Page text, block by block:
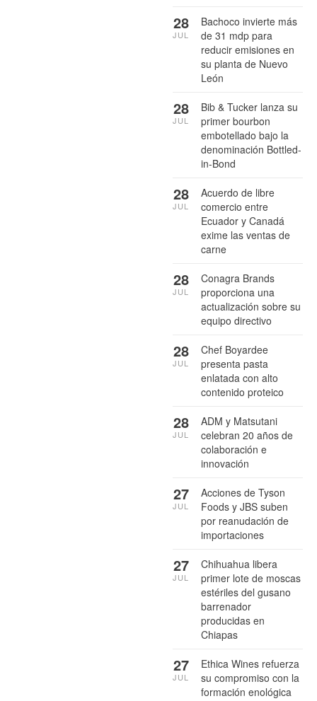
Bachoco invierte más
de 31 mdp para
reducir emisiones en
su planta de Nuevo
León
28
JUL
Bib & Tucker lanza su
primer bourbon
embotellado bajo la
denominación Bottled-
in-Bond
28
JUL
Acuerdo de libre
comercio entre
Ecuador y Canadá
exime las ventas de
carne
28
JUL
Conagra Brands
proporciona una
actualización sobre su
equipo directivo
28
JUL
Chef Boyardee
presenta pasta
enlatada con alto
contenido proteico
28
JUL
ADM y Matsutani
celebran 20 años de
colaboración e
innovación
28
JUL
Acciones de Tyson
Foods y JBS suben
por reanudación de
importaciones
27
JUL
Chihuahua libera
primer lote de moscas
estériles del gusano
barrenador
producidas en
Chiapas
27
JUL
Ethica Wines refuerza
su compromiso con la
formación enológica
27
JUL